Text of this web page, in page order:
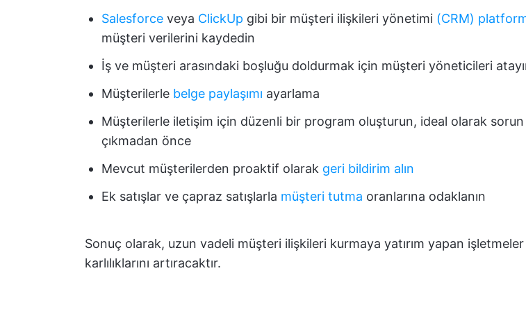
Salesforce veya ClickUp gibi bir müşteri ilişkileri yönetimi (CRM)
müşteri verilerini kaydedin
İş ve müşteri arasındaki boşluğu doldurmak için müşteri yöneticileri
Müşterilerle belge paylaşımı ayarlama
Müşterilerle iletişim için düzenli bir program oluşturun, ideal olarak
çıkmadan önce
Mevcut müşterilerden proaktif olarak geri bildirim alın
Ek satışlar ve çapraz satışlarla müşteri tutma oranlarına odaklanın
Sonuç olarak, uzun vadeli müşteri ilişkileri kurmaya yatırım yapan işletmeler
karlılıklarını artıracaktır.